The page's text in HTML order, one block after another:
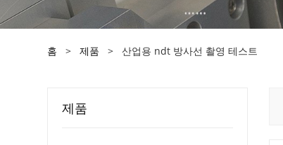
홈 > 제품 > 산업용 ndt 방사선 촬영 테스트
제품